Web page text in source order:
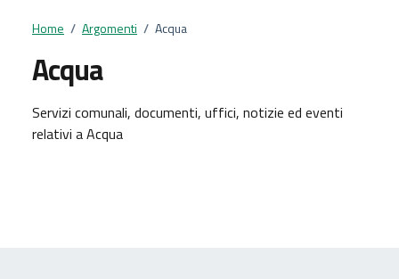
Home / Argomenti / Acqua
Acqua
Dettagli dell'argomento
Servizi comunali, documenti, uffici, notizie ed eventi
relativi a Acqua